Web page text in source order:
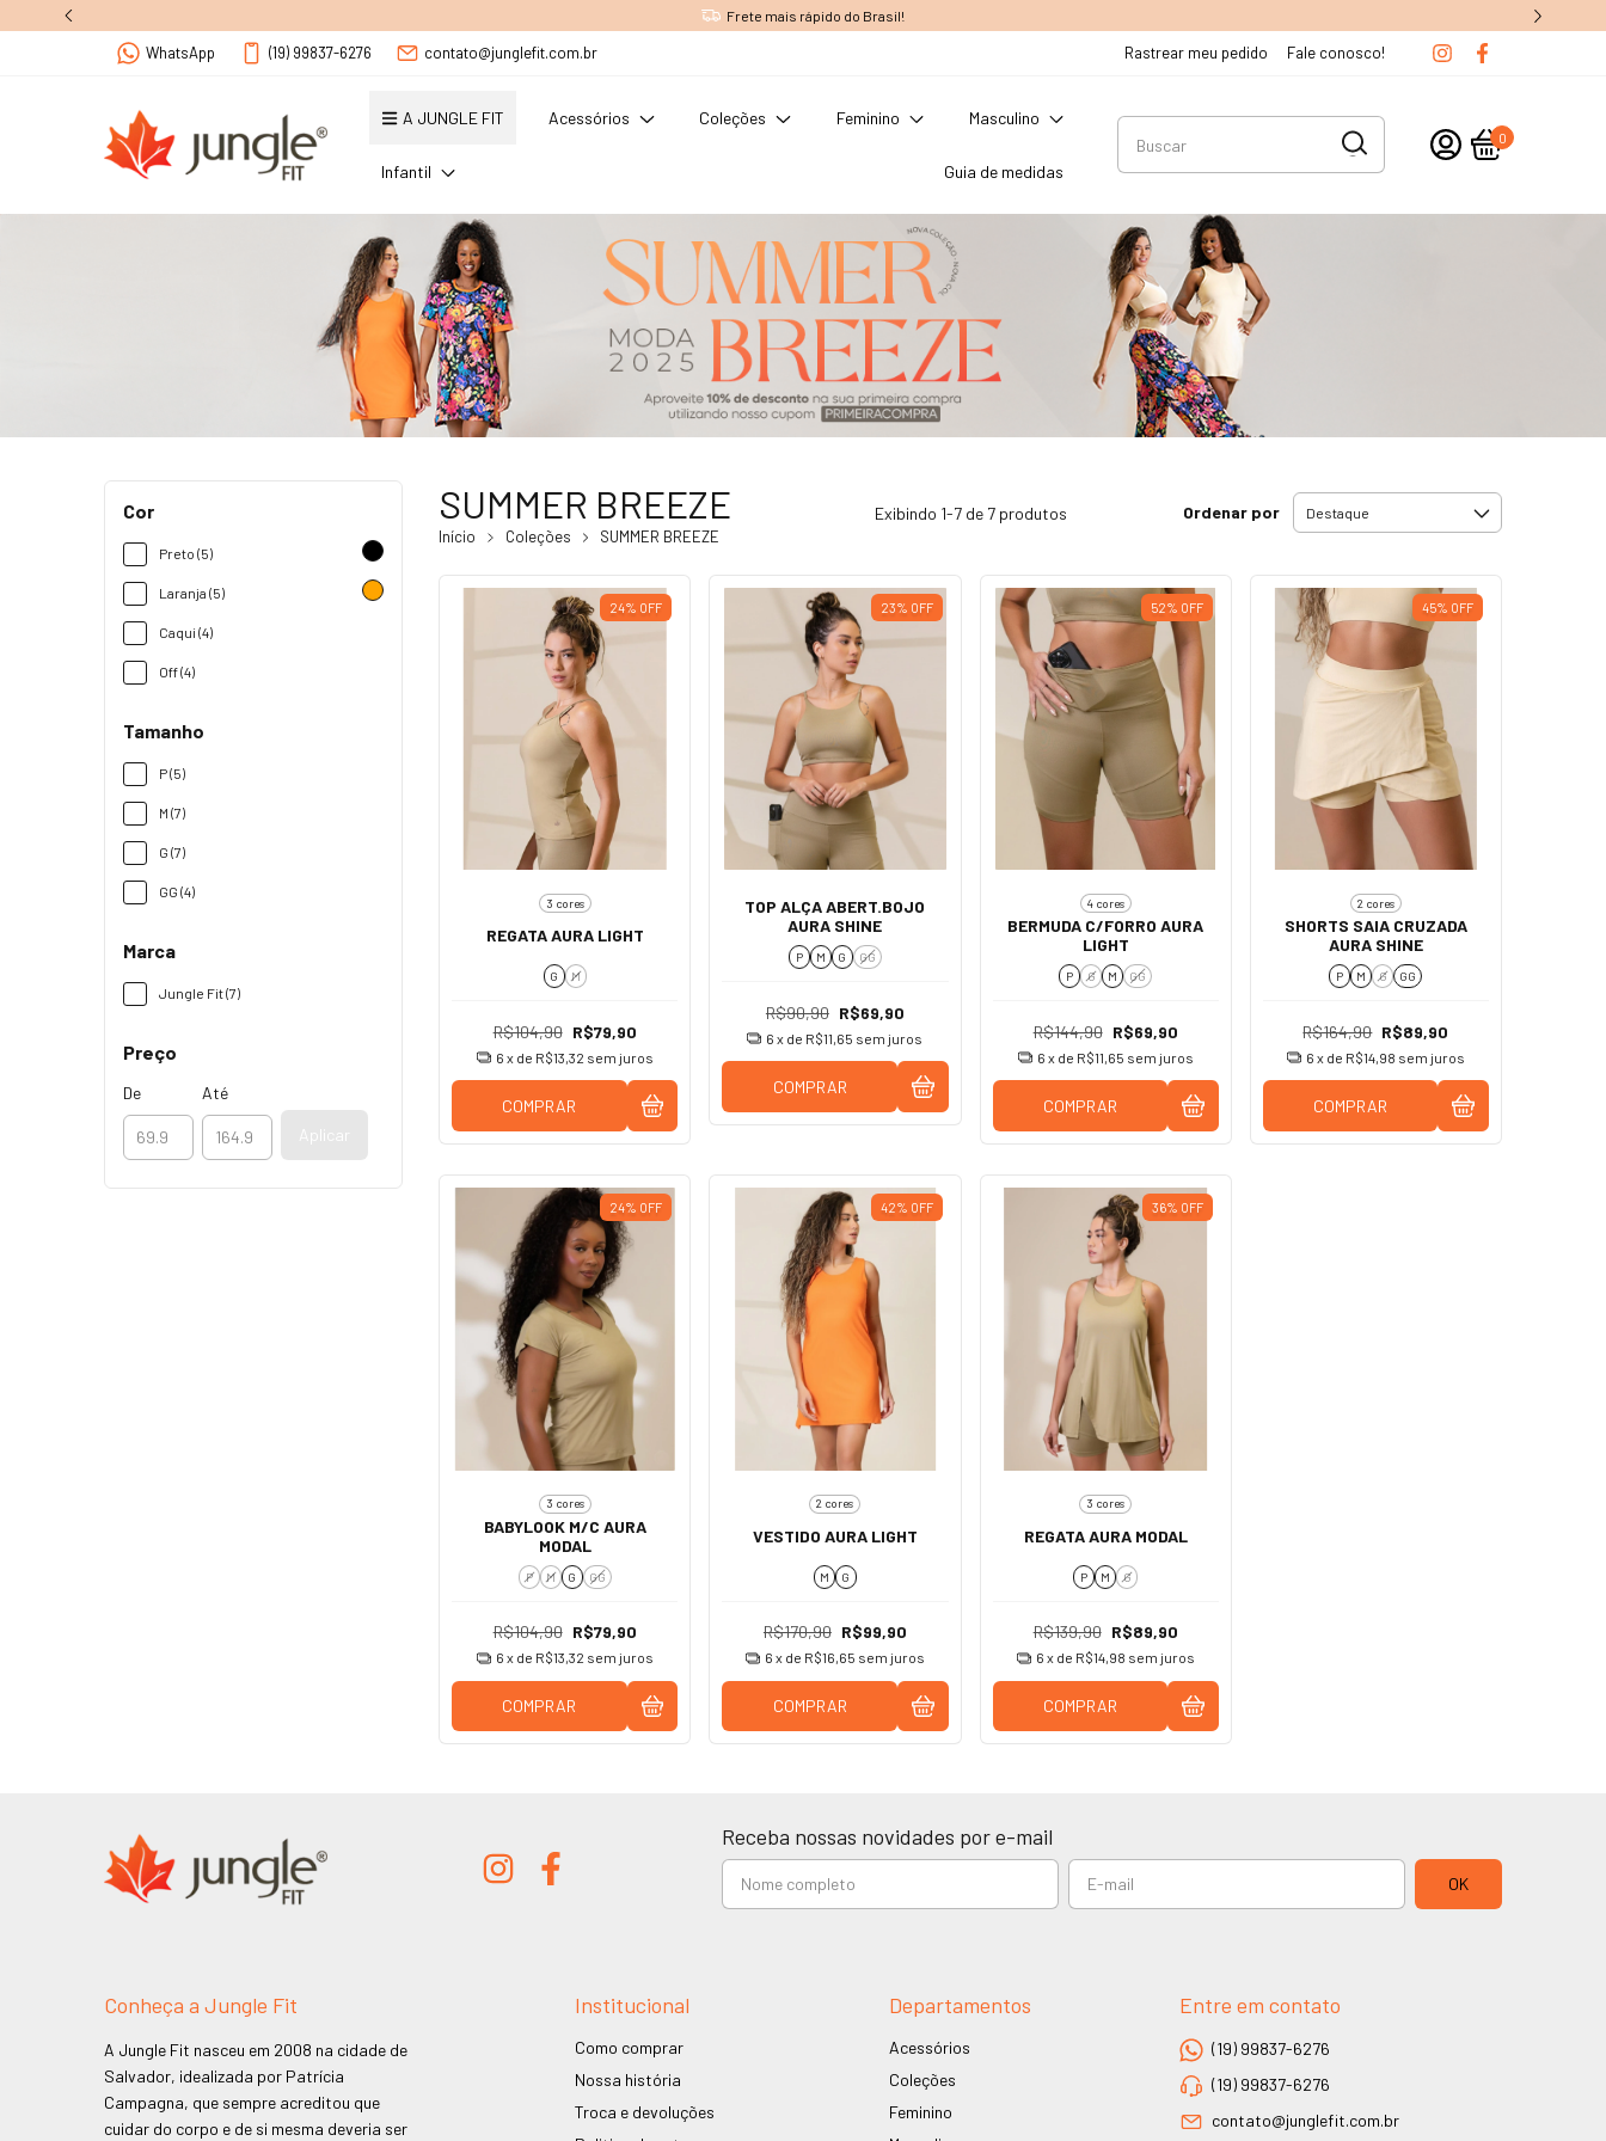
Frete mais rápido do Brasil!
WhatsApp (19) 99837-6276 contato@junglefit.com.br Rastrear meu pedido Fale conosco!
A JUNGLE FIT Acessórios Coleções Feminino Masculino
Infantil Guia de medidas
0
Cor
Preto (5)
Laranja (5)
Caqui (4)
Off (4)
Tamanho
P (5)
M (7)
G (7)
GG (4)
Marca
Jungle Fit (7)
Preço
De Até
Aplicar
SUMMER BREEZE
Início Coleções SUMMER BREEZE
Exibindo 1-7 de 7 produtos Ordenar por
24% OFF
3 cores
REGATA AURA LIGHT
G M
R$104,90 R$79,90
6 x de R$13,32 sem juros
COMPRAR
23% OFF
TOP ALÇA ABERT.BOJO
AURA SHINE
P M G GG
R$90,90 R$69,90
6 x de R$11,65 sem juros
COMPRAR
52% OFF
4 cores
BERMUDA C/FORRO AURA
LIGHT
P G M GG
R$144,90 R$69,90
6 x de R$11,65 sem juros
COMPRAR
45% OFF
2 cores
SHORTS SAIA CRUZADA
AURA SHINE
P M G GG
R$164,90 R$89,90
6 x de R$14,98 sem juros
COMPRAR
24% OFF
3 cores
BABYLOOK M/C AURA
MODAL
P M G GG
R$104,90 R$79,90
6 x de R$13,32 sem juros
COMPRAR
42% OFF
2 cores
VESTIDO AURA LIGHT
M G
R$170,90 R$99,90
6 x de R$16,65 sem juros
COMPRAR
36% OFF
3 cores
REGATA AURA MODAL
P M G
R$139,90 R$89,90
6 x de R$14,98 sem juros
COMPRAR
Receba nossas novidades por e-mail
Conheça a Jungle Fit
A Jungle Fit nasceu em 2008 na cidade de
Salvador, idealizada por Patrícia
Campagna, que sempre acreditou que
cuidar do corpo e de si mesma deveria ser
Institucional
Como comprar
Nossa história
Troca e devoluções
Departamentos
Acessórios
Coleções
Feminino
Entre em contato
(19) 99837-6276
(19) 99837-6276
contato@junglefit.com.br